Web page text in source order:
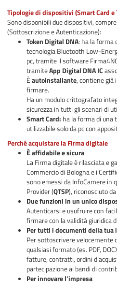
Tipologie di dispositivi (Smart Card e
Sono disponibili due dispositivi,
(Sottoscrizione e Autenticazione):
Token Digital DNA: ha la forma
tecnologia Bluetooth Low-
pc, tramite il software
tramiteApp Digital DNA IC
Èautoinstallante, contiene già
firmare.
Ha un modulo crittografato
sicurezza in tutti gli scenari di
Smart Card: ha la forma di una
utilizzabile solo da pc con
Perché acquistare la Firma digitale
È affidabile e sicura
La Firma digitale è rilasciata e
Commercio di Bologna e i
sono emessi da InfoCamere in
Provider (QTSP), riconosciuto da
Due funzioni in un unico
Autenticarsi e usufruire con
firmare con la validità giuridica
Per tutti i documenti della tua
Per sottoscrivere velocemente
qualsiasi formato (es. PDF,
fatture, contratti, ordini
partecipazione ai bandi di
Per innovare l’impresa